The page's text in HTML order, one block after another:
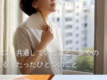
、共通していたこと。多くの
、たったひとつのこと